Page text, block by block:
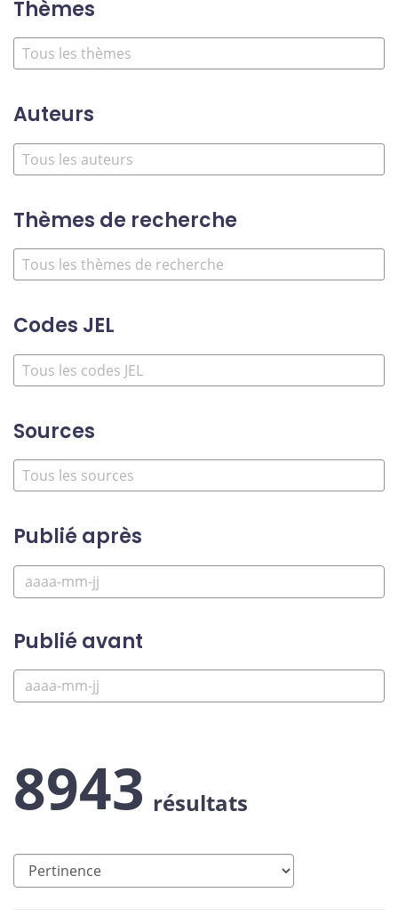
Thèmes
Auteurs
Thèmes de recherche
Codes JEL
Sources
Publié après
Publié avant
8943 résultats